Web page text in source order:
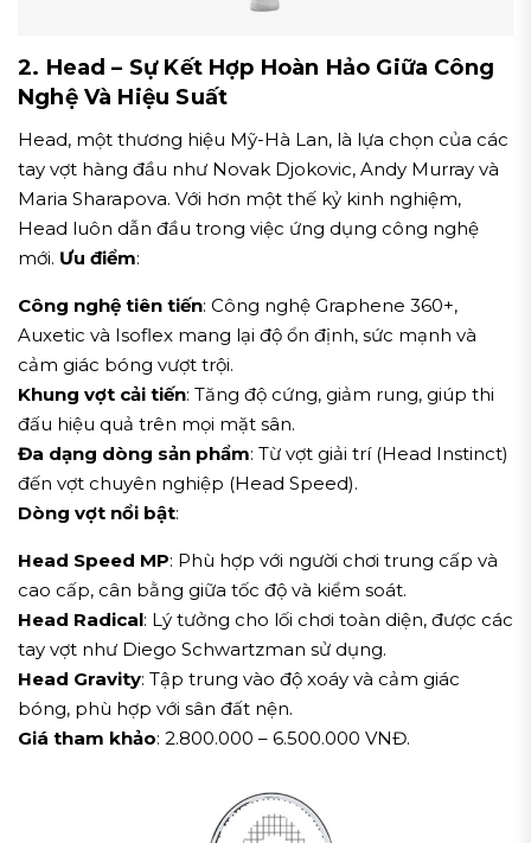
2. Head – Sự Kết Hợp Hoàn Hảo Giữa Công
Nghệ Và Hiệu Suất
Head, một thương hiệu Mỹ-Hà Lan, là lựa chọn của các
tay vợt hàng đầu như Novak Djokovic, Andy Murray và
Maria Sharapova. Với hơn một thế kỷ kinh nghiệm,
Head luôn dẫn đầu trong việc ứng dụng công nghệ
mới. Ưu điểm:
Công nghệ tiên tiến: Công nghệ Graphene 360+,
Auxetic và Isoflex mang lại độ ổn định, sức mạnh và
cảm giác bóng vượt trội.
Khung vợt cải tiến: Tăng độ cứng, giảm rung, giúp thi
đấu hiệu quả trên mọi mặt sân.
Đa dạng dòng sản phẩm: Từ vợt giải trí (Head Instinct)
đến vợt chuyên nghiệp (Head Speed).
Dòng vợt nổi bật:
Head Speed MP: Phù hợp với người chơi trung cấp và
cao cấp, cân bằng giữa tốc độ và kiểm soát.
Head Radical: Lý tưởng cho lối chơi toàn diện, được các
tay vợt như Diego Schwartzman sử dụng.
Head Gravity: Tập trung vào độ xoáy và cảm giác
bóng, phù hợp với sân đất nện.
Giá tham khảo: 2.800.000 – 6.500.000 VNĐ.